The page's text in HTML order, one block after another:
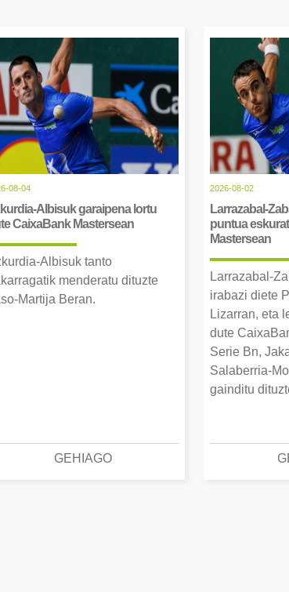
08-04
Albisuk garaipena lortu
CaixaBank Mastersean
Albisuk tanto
menderatu dituzte
Martija Beran.
GEHIAGO
2026-08-02
Larrazabal-
puntua
Mastersean
Larrazabal-
irabazi diete
Lizarran, eta
dute
Serie Bn,
Salaberria-
gainditu